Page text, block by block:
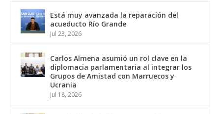
Está muy avanzada la reparación del
acueducto Río Grande
Jul 23, 2026
Carlos Almena asumió un rol clave en la
diplomacia parlamentaria al integrar los
Grupos de Amistad con Marruecos y
Ucrania
Jul 18, 2026